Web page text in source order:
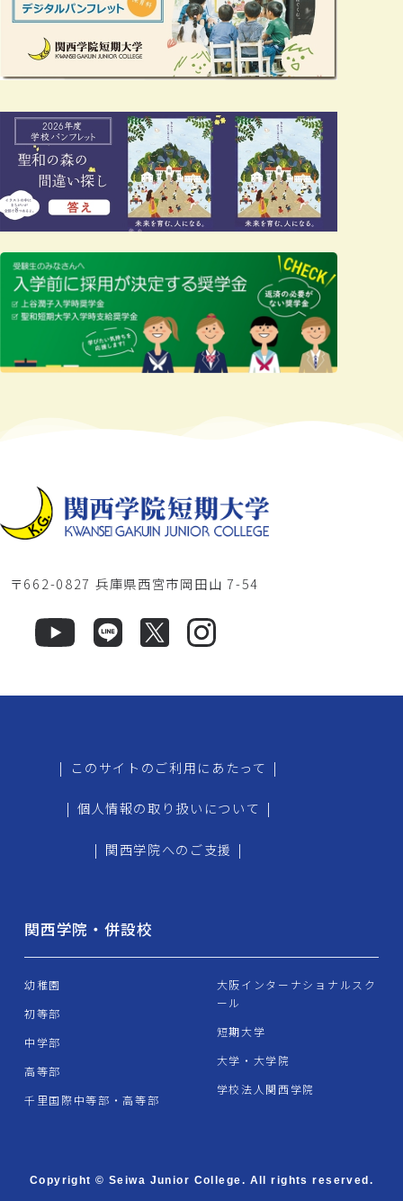
〒662-0827 兵庫県西宮市岡田山 7-54
| このサイトのご利用にあたって |
| 個人情報の取り扱いについて |
| 関西学院へのご支援 |
関西学院・併設校
幼稚園
初等部
中学部
高等部
千里国際中等部・高等部
大阪インターナショナルスク
ール
短期大学
大学・大学院
学校法人関西学院
Copyright © Seiwa Junior College. All rights reserved.